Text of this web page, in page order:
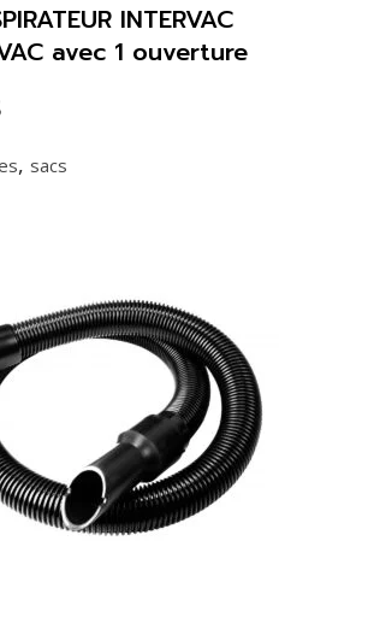
, sacs
INTERVAC
avec 1 ouverture